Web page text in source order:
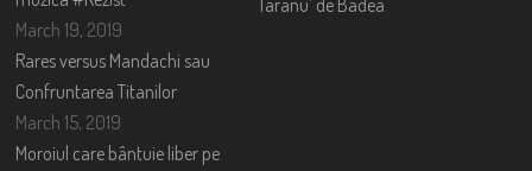
March 19, 2019
Rares versus Mandachi sau
Confruntarea Titanilor
March 15, 2019
Moroiul care bântuie liber pe
Taranu’ de Badea